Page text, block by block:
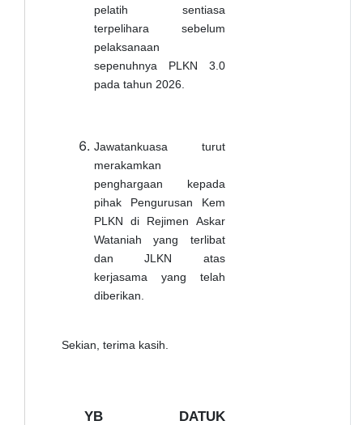
pelatih sentiasa
terpelihara sebelum
pelaksanaan
sepenuhnya PLKN 3.0
pada tahun 2026.
Jawatankuasa turut
merakamkan
penghargaan kepada
pihak Pengurusan Kem
PLKN di Rejimen Askar
Wataniah yang terlibat
dan JLKN atas
kerjasama yang telah
diberikan.
Sekian, terima kasih.
YB DATUK